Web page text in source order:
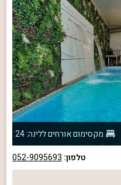
מקסימום אורחים ללינה: 24
טלפון: 052-9095693